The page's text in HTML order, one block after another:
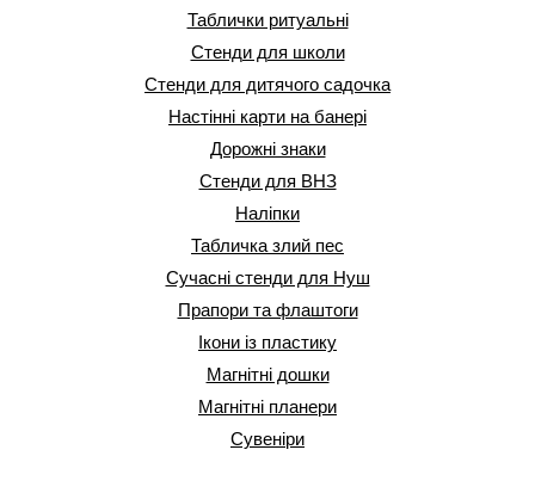
Таблички ритуальні
Стенди для школи
Стенди для дитячого садочка
Настінні карти на банері
Дорожні знаки
Стенди для ВНЗ
Наліпки
Табличка злий пес
Сучасні стенди для Нуш
Прапори та флаштоги
Ікони із пластику
Магнітні дошки
Магнітні планери
Сувеніри